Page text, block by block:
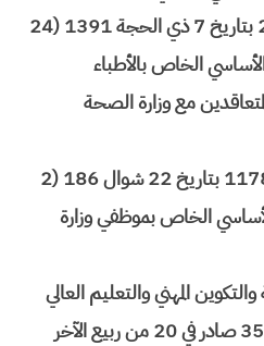
مرسوم رقم 641-71-2 بتاريخ 7 ذي الحجة 1391 (24
الأساسي الخاص بالأطباء
مع وزارة الصحة
مرسوم ملكي رقم 66-1178 بتاريخ 22 شوال 186 (2
الأساسي الخاص بموظفي وزارة
والتكوين المهني والتعليم العالي
والبحث العلمي رقم 17-3521 صادر في 20 من ربيع الآخر